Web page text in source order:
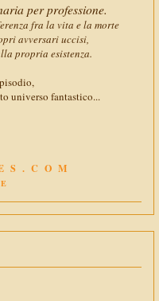
per professione.
fra la vita e la morte
avversari uccisi,
propria esistenza.
universo fantastico...